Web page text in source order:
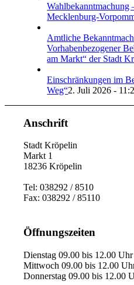
Wahlbekanntmachung
Mecklenburg-
Amtliche
Vorhabenbezogener
am Markt“ der Stadt
Einschränkungen im
Weg“2. Juli 2026 -
Anschrift
Stadt Kröpelin
Markt 1
18236 Kröpelin
Tel: 038292 / 8510
Fax: 038292 / 85110
Öffnungszeiten
Dienstag 09.00 bis 12.00
Mittwoch 09.00 bis 12.00
Donnerstag 09.00 bis 12.00